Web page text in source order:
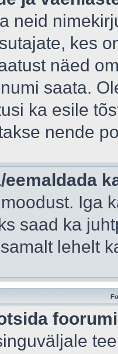
neid
kes
näed
saata.
ka esile
nende
eemaldada
Iga
saad ka
lehelt